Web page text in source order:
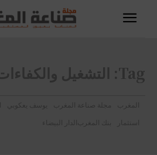
Tag: التشغيل
المغرب مجلة صناعة المغرب يوسف يعكوبي
استثمار
بنك المغرب الدار البيضاء